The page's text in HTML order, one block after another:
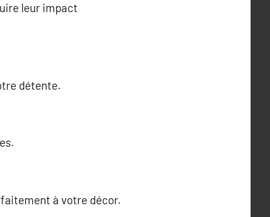
leur impact
détente.
à votre décor.